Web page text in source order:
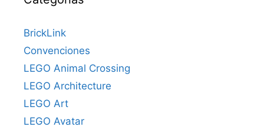
BrickLink
Convenciones
LEGO Animal Crossing
LEGO Architecture
LEGO Art
LEGO Avatar